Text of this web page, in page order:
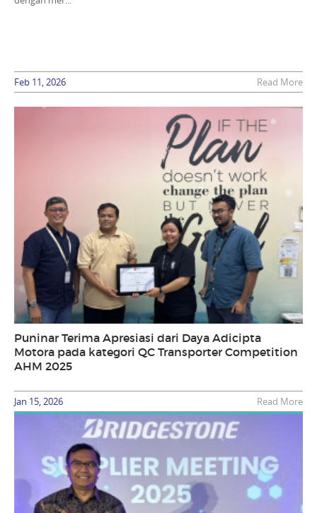
Feb 11, 2026 Read More
Puninar Terima Apresiasi dari Daya Adicipta
Motora pada kategori QC Transporter Competition
AHM 2025
Jan 15, 2026 Read More